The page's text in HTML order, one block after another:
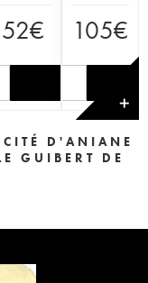
52€ 105€
✕
D'ANIANE
GUIBERT DE